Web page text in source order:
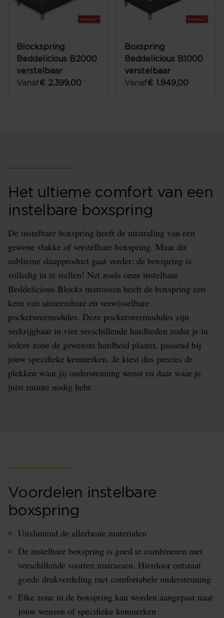
Blockspring
Beddelicious B2000
verstelbaar
Vanaf€ 2.399,00
Boxspring
Beddelicious B1000
verstelbaar
Vanaf€ 1.949,00
Het ultieme comfort van een
instelbare boxspring
De instelbare boxspring heeft de uitstraling van een
gewone vlakke of verstelbare boxspring. Maar dit
sublieme slaapproduct gaat verder: de boxspring is
volledig in te stellen! Net zoals onze instelbare
Beddelicious Blocks matrassen heeft de boxspring een
kern van uitneembare en verwisselbare
pocketveermodules. Deze pocketveermodules zijn
verkrijgbaar in vier verschillende hardheden zodat je in
iedere zone de gewenste hardheid plaatst, passend bij
jouw specifieke kenmerken. Je kiest dus precies de
plekken waar jij ondersteuning wenst en daar waar je
juist ruimte nodig hebt.
Voordelen instelbare
boxspring
Uitsluitend de allerbeste materialen
De instelbare boxspring is goed te combineren met
verschillende soorten matrassen. Hierdoor ontstaat
goede drukverdeling met comfortabele ondersteuning
Elke zone in de boxspring kan worden aangepast naar
jouw wensen of specifieke kenmerken